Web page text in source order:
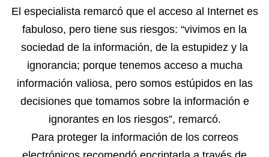
El especialista remarcó que el acceso al Internet es
fabuloso, pero tiene sus riesgos: “vivimos en la
sociedad de la información, de la estupidez y la
ignorancia; porque tenemos acceso a mucha
información valiosa, pero somos estúpidos en las
decisiones que tomamos sobre la información e
ignorantes en los riesgos”, remarcó.
Para proteger la información de los correos